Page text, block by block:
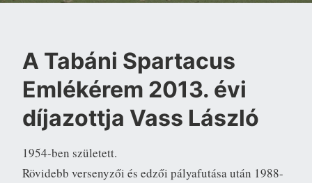
A Tabáni Spartacus
Emlékérem 2013. évi
díjazottja Vass László
1954-ben született.
Rövidebb versenyzői és edzői pályafutása után 1988-